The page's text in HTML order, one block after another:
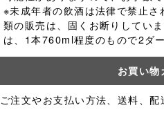
※未成年者の飲酒は法律で禁止さ
類の販売は、固くお断りしてい
は、1本760ml程度のもので2ダ
お買い物
ご注文やお支払い方法、送料、配